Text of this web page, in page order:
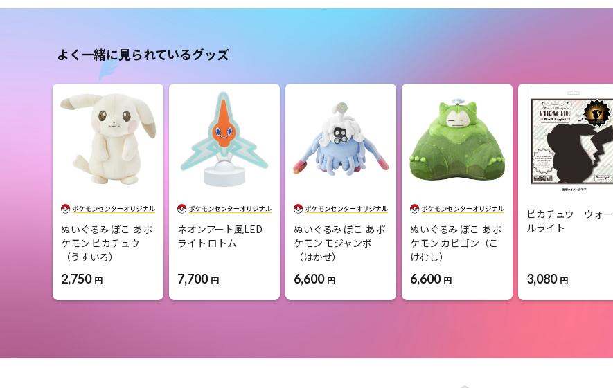
よく一緒に見られているグッズ
ぬいぐるみ ぽこ あ ポ
ケモン ピカチュウ
（うすいろ）
2,750 円
ネオンアート風LED
ライト ロトム
7,700 円
ぬいぐるみ ぽこ あ ポ
ケモン モジャンボ
（はかせ）
6,600 円
ぬいぐるみ ぽこ あ ポ
ケモン カビゴン（こ
けむし）
6,600 円
ピカチュウ ウォー
ルライト
3,080 円